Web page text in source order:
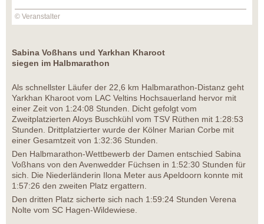
© Veranstalter
Sabina Voßhans und Yarkhan Kharoot
siegen im Halbmarathon
Als schnellster Läufer der 22,6 km Halbmarathon-Distanz geht
Yarkhan Kharoot vom LAC Veltins Hochsauerland hervor mit
einer Zeit von 1:24:08 Stunden. Dicht gefolgt vom
Zweitplatzierten Aloys Buschkühl vom TSV Rüthen mit 1:28:53
Stunden. Drittplatzierter wurde der Kölner Marian Corbe mit
einer Gesamtzeit von 1:32:36 Stunden.
Den Halbmarathon-Wettbewerb der Damen entschied Sabina
Voßhans von den Avenwedder Füchsen in 1:52:30 Stunden für
sich. Die Niederländerin Ilona Meter aus Apeldoorn konnte mit
1:57:26 den zweiten Platz ergattern.
Den dritten Platz sicherte sich nach 1:59:24 Stunden Verena
Nolte vom SC Hagen-Wildewiese.